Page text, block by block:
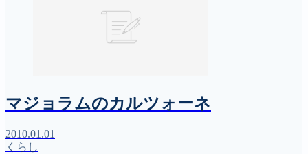
マジョラムのカルツォーネ
2010.01.01
くらし